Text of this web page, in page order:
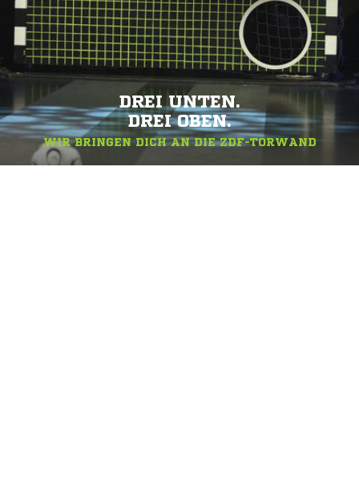
DREI UNTEN.
DREI OBEN.
WIR BRINGEN DICH AN DIE ZDF-TORWAND